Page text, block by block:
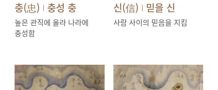
충(忠) | 충성 충
높은 관직에 올라 나라에
충성함
신(信) | 믿을 신
사람 사이의 믿음을 지킴